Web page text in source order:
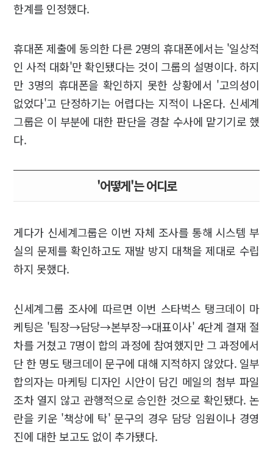
한계를 인정했다.
휴대폰 제출에 동의한 다른 2명의 휴대폰에서는 '일상적
인 사적 대화'만 확인됐다는 것이 그룹의 설명이다. 하지
만 3명의 휴대폰을 확인하지 못한 상황에서 '고의성이
없었다'고 단정하기는 어렵다는 지적이 나온다. 신세계
그룹은 이 부분에 대한 판단을 경찰 수사에 맡기기로 했
다.
'어떻게'는 어디로
게다가 신세계그룹은 이번 자체 조사를 통해 시스템 부
실의 문제를 확인하고도 재발 방지 대책을 제대로 수립
하지 못했다.
신세계그룹 조사에 따르면 이번 스타벅스 탱크데이 마
케팅은 '팀장→담당→본부장→대표이사' 4단계 결재 절
차를 거쳤고 7명이 합의 과정에 참여했지만 그 과정에서
단 한 명도 탱크데이 문구에 대해 지적하지 않았다. 일부
합의자는 마케팅 디자인 시안이 담긴 메일의 첨부 파일
조차 열지 않고 관행적으로 승인한 것으로 확인됐다. 논
란을 키운 '책상에 탁' 문구의 경우 담당 임원이나 경영
진에 대한 보고도 없이 추가됐다.